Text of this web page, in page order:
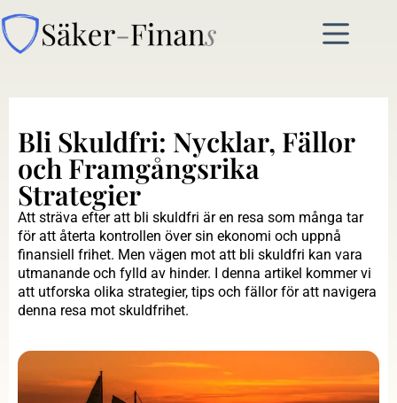
Bli Skuldfri: Nycklar, Fällor
och Framgångsrika
Strategier
Att sträva efter att bli skuldfri är en resa som många tar
för att återta kontrollen över sin ekonomi och uppnå
finansiell frihet. Men vägen mot att bli skuldfri kan vara
utmanande och fylld av hinder. I denna artikel kommer vi
att utforska olika strategier, tips och fällor för att navigera
denna resa mot skuldfrihet.